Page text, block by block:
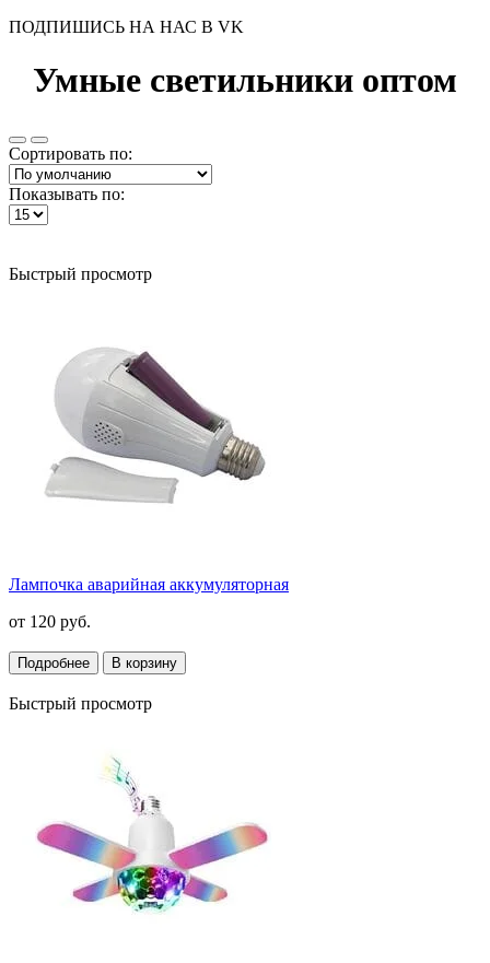
ПОДПИШИСЬ НА НАС В VK
Умные светильники оптом
Сортировать по:
Показывать по:
Быстрый просмотр
Лампочка аварийная аккумуляторная
от 120 руб.
Подробнее В корзину
Быстрый просмотр